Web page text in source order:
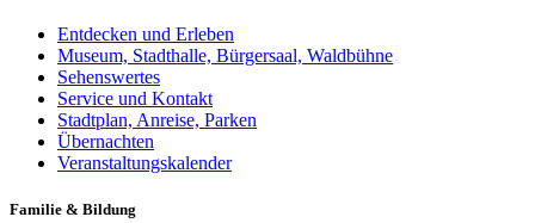
Entdecken und Erleben
Museum, Stadthalle, Bürgersaal, Waldbühne
Sehenswertes
Service und Kontakt
Stadtplan, Anreise, Parken
Übernachten
Veranstaltungskalender
Familie & Bildung